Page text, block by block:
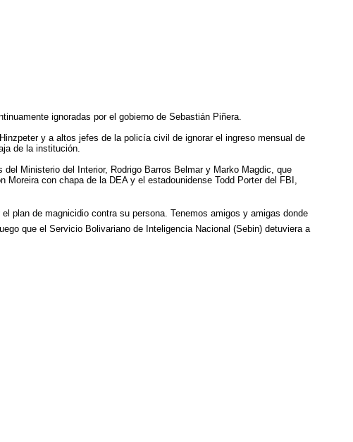
ignoradas por el gobierno de Sebastián Piñera.
y a altos jefes de la policía civil de ignorar el ingreso mensual de
de la institución.
Ministerio del Interior, Rodrigo Barros Belmar y Marko Magdic, que
con chapa de la DEA y el estadounidense Todd Porter del FBI,
plan de magnicidio contra su persona. Tenemos amigos y amigas donde
que el Servicio Bolivariano de Inteligencia Nacional (Sebin) detuviera a